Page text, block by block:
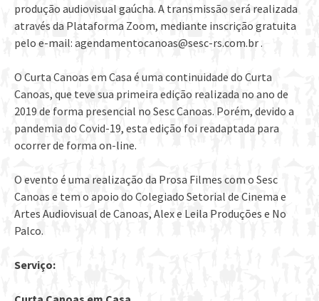
produção audiovisual gaúcha. A transmissão será realizada
através da Plataforma Zoom, mediante inscrição gratuita
pelo e-mail: agendamentocanoas@sesc-rs.com.br .
O Curta Canoas em Casa é uma continuidade do Curta
Canoas, que teve sua primeira edição realizada no ano de
2019 de forma presencial no Sesc Canoas. Porém, devido a
pandemia do Covid-19, esta edição foi readaptada para
ocorrer de forma on-line.
O evento é uma realização da Prosa Filmes com o Sesc
Canoas e tem o apoio do Colegiado Setorial de Cinema e
Artes Audiovisual de Canoas, Alex e Leila Produções e No
Palco.
Serviço: